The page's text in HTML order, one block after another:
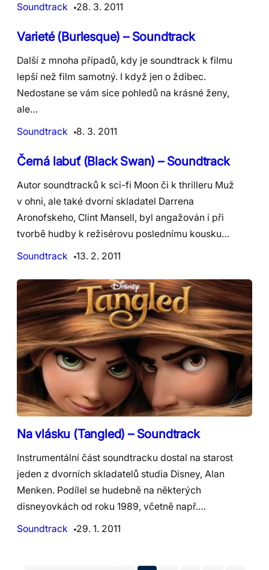
Soundtrack
28. 3. 2011
Varieté (Burlesque) – Soundtrack
Další z mnoha případů, kdy je soundtrack k filmu
lepší než film samotný. I když jen o ždibec.
Nedostane se vám sice pohledů na krásné ženy,
ale…
Soundtrack
8. 3. 2011
Černá labuť (Black Swan) – Soundtrack
Autor soundtracků k sci-fi Moon či k thrilleru Muž
v ohni, ale také dvorní skladatel Darrena
Aronofskeho, Clint Mansell, byl angažován i při
tvorbě hudby k režisérovu poslednímu kousku…
Soundtrack
13. 2. 2011
Na vlásku (Tangled) – Soundtrack
Instrumentální část soundtracku dostal na starost
jeden z dvorních skladatelů studia Disney, Alan
Menken. Podílel se hudebně na některých
disneyovkách od roku 1989, včetně např.…
Soundtrack
29. 1. 2011